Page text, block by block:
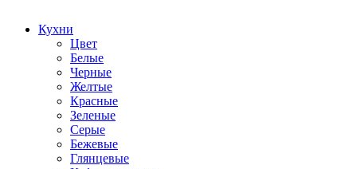
Кухни
Цвет
Белые
Черные
Желтые
Красные
Зеленые
Серые
Бежевые
Глянцевые